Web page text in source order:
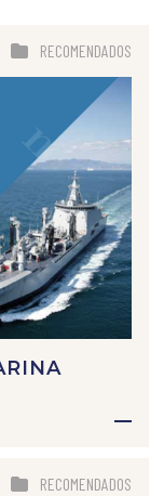
RECOMENDADOS
RECOMENDADOS